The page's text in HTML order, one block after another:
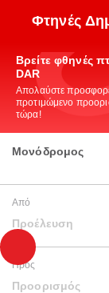
Φτηνές
Βρείτε φθηνές
DAR
Απολαύστε
προτιμώμενο
τώρα!
Μονόδρομος
Από
Προέλευση
Προς
Προορισμός